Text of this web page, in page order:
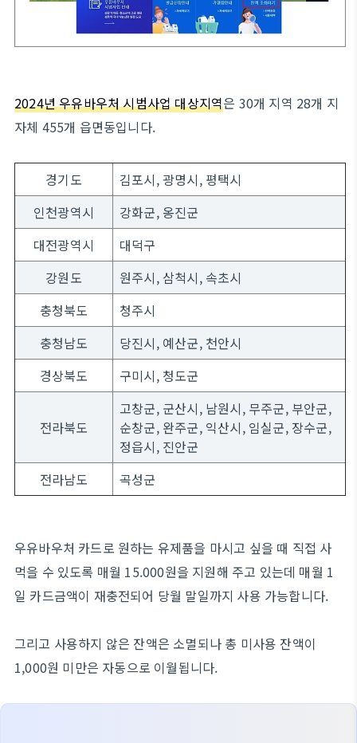
2024년 우유바우처 시범사업 대상지역은 30개 지역 28개 지
자체 455개 읍면동입니다.
경기도
김포시, 광명시, 평택시
인천광역시
강화군, 옹진군
대전광역시
대덕구
강원도
원주시, 삼척시, 속초시
충청북도
청주시
충청남도
당진시, 예산군, 천안시
경상북도
구미시, 청도군
전라북도
고창군, 군산시, 남원시, 무주군, 부안군,
순창군, 완주군, 익산시, 임실군, 장수군,
정읍시, 진안군
전라남도
곡성군
우유바우처 카드로 원하는 유제품을 마시고 싶을 때 직접 사
먹을 수 있도록 매월 15.000원을 지원해 주고 있는데 매월 1
일 카드금액이 재충전되어 당월 말일까지 사용 가능합니다.
그리고 사용하지 않은 잔액은 소멸되나 총 미사용 잔액이
1,000원 미만은 자동으로 이월됩니다.